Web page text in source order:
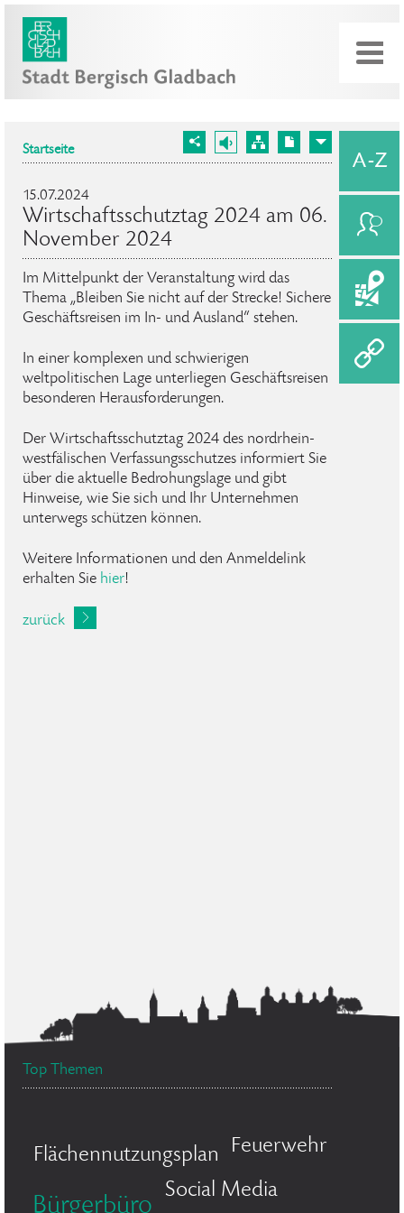
Startseite
15.07.2024
Wirtschaftsschutztag 2024 am 06.
November 2024
Im Mittelpunkt der Veranstaltung wird das
Thema „Bleiben Sie nicht auf der Strecke! Sichere
Geschäftsreisen im In- und Ausland“ stehen.
In einer komplexen und schwierigen
weltpolitischen Lage unterliegen Geschäftsreisen
besonderen Herausforderungen.
Der Wirtschaftsschutztag 2024 des nordrhein-
westfälischen Verfassungsschutzes informiert Sie
über die aktuelle Bedrohungslage und gibt
Hinweise, wie Sie sich und Ihr Unternehmen
unterwegs schützen können.
Weitere Informationen und den Anmeldelink
erhalten Sie hier!
zurück
Top Themen
Flächennutzungsplan Feuerwehr
Bürgerbüro
Social Media